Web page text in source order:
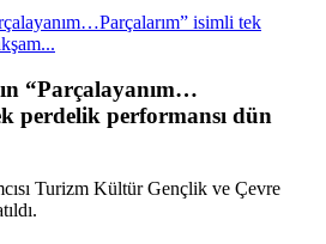
isimli tek
“Parçalayanım…
perdelik performansı dün
Turizm Kültür Gençlik ve Çevre